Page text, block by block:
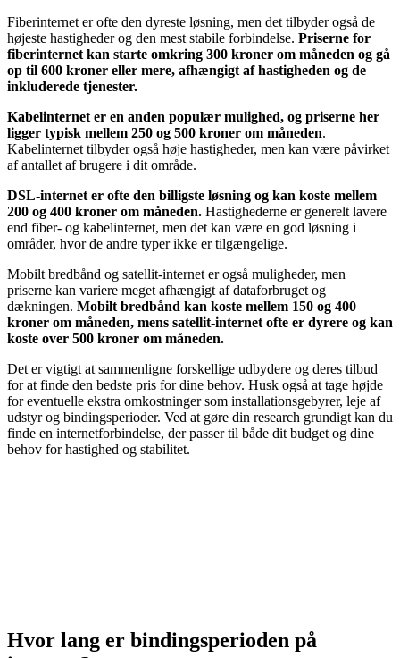
Fiberinternet er ofte den dyreste løsning, men det tilbyder også de
højeste hastigheder og den mest stabile forbindelse. Priserne for
fiberinternet kan starte omkring 300 kroner om måneden og gå
op til 600 kroner eller mere, afhængigt af hastigheden og de
inkluderede tjenester.
Kabelinternet er en anden populær mulighed, og priserne her
ligger typisk mellem 250 og 500 kroner om måneden.
Kabelinternet tilbyder også høje hastigheder, men kan være påvirket
af antallet af brugere i dit område.
DSL-internet er ofte den billigste løsning og kan koste mellem
200 og 400 kroner om måneden. Hastighederne er generelt lavere
end fiber- og kabelinternet, men det kan være en god løsning i
områder, hvor de andre typer ikke er tilgængelige.
Mobilt bredbånd og satellit-internet er også muligheder, men
priserne kan variere meget afhængigt af dataforbruget og
dækningen. Mobilt bredbånd kan koste mellem 150 og 400
kroner om måneden, mens satellit-internet ofte er dyrere og kan
koste over 500 kroner om måneden.
Det er vigtigt at sammenligne forskellige udbydere og deres tilbud
for at finde den bedste pris for dine behov. Husk også at tage højde
for eventuelle ekstra omkostninger som installationsgebyrer, leje af
udstyr og bindingsperioder. Ved at gøre din research grundigt kan du
finde en internetforbindelse, der passer til både dit budget og dine
behov for hastighed og stabilitet.
Hvor lang er bindingsperioden på